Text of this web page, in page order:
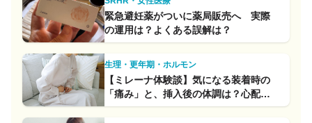
緊急避妊薬がついに薬局販売へ 実際
の運用は？よくある誤解は？
生理・更年期・ホルモン
【ミレーナ体験談】気になる装着時の
「痛み」と、挿入後の体調は？心配を
少しでも減らすためにできること